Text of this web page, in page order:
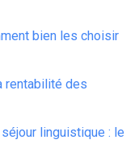
bien les choisir
rentabilité des
linguistique : le